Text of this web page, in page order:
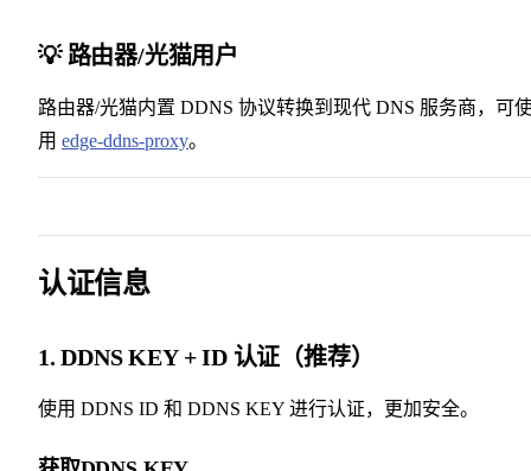
💡 路由器/光猫用户
路由器/光猫内置 DDNS 协议转换到现代 DNS 服务商，可
用 edge-ddns-proxy。
认证信息
1. DDNS KEY + ID 认证（推荐）
使用 DDNS ID 和 DDNS KEY 进行认证，更加安全。